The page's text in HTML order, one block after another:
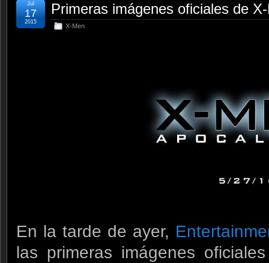
Primeras imágenes oficiales de
X-Men
Jul
17
2015
En la tarde de ayer,
las primeras imágenes